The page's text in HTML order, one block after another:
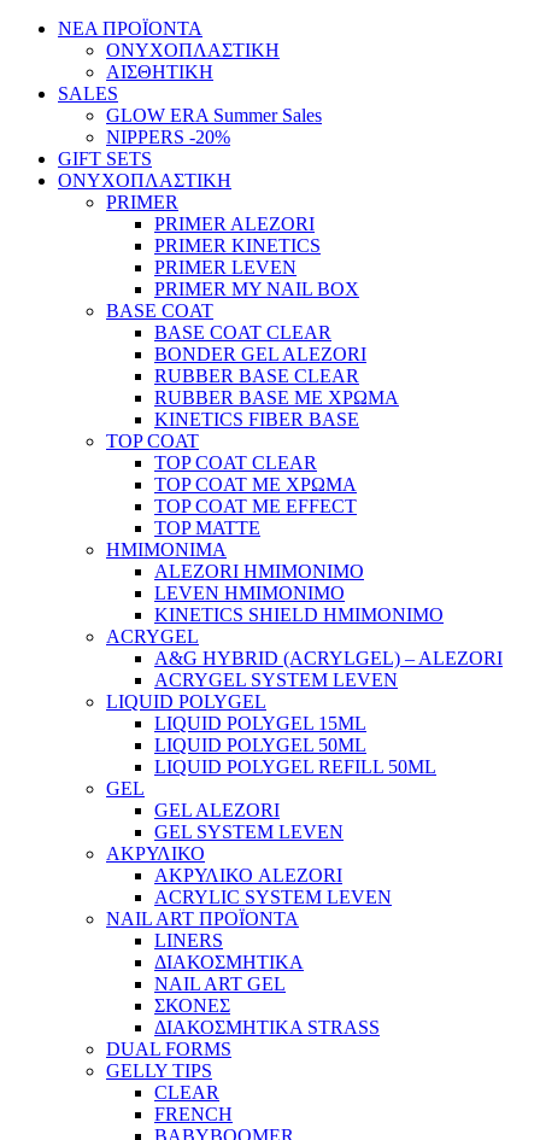
ΝΕΑ ΠΡΟΪΟΝΤΑ
ΟΝΥΧΟΠΛΑΣΤΙΚΗ
ΑΙΣΘΗΤΙΚΗ
SALES
GLOW ERA Summer Sales
NIPPERS -20%
GIFT SETS
ΟΝΥΧΟΠΛΑΣΤΙΚΗ
PRIMER
PRIMER ALEZORI
PRIMER KINETICS
PRIMER LEVEN
PRIMER MY NAIL BOX
BASE COAT
BASE COAT CLEAR
BONDER GEL ALEZORI
RUBBER BASE CLEAR
RUBBER BASE ΜΕ ΧΡΩΜΑ
KINETICS FIBER BASE
TOP COAT
TOP COAT CLEAR
TOP COAT ΜΕ ΧΡΩΜΑ
TOP COAT ΜΕ EFFECT
TOP MATTE
ΗΜΙΜΟΝΙΜΑ
ALEZORI ΗΜΙΜΟΝΙΜΟ
LEVEN ΗΜΙΜΟΝΙΜΟ
KINETICS SHIELD ΗΜΙΜΟΝΙΜΟ
ACRYGEL
A&G HYBRID (ACRYLGEL) – ALEZORI
ACRYGEL SYSTEM LEVEN
LIQUID POLYGEL
LIQUID POLYGEL 15ML
LIQUID POLYGEL 50ML
LIQUID POLYGEL REFILL 50ML
GEL
GEL ALEZORI
GEL SYSTEM LEVEN
ΑΚΡΥΛΙΚΟ
ΑΚΡΥΛΙΚΟ ALEZORI
ACRYLIC SYSTEM LEVEN
NAIL ART ΠΡΟΪΟΝΤΑ
LINERS
ΔΙΑΚΟΣΜΗΤΙΚΑ
NAIL ART GEL
ΣΚΟΝΕΣ
ΔΙΑΚΟΣΜΗΤΙΚΑ STRASS
DUAL FORMS
GELLY TIPS
CLEAR
FRENCH
BABYBOOMER